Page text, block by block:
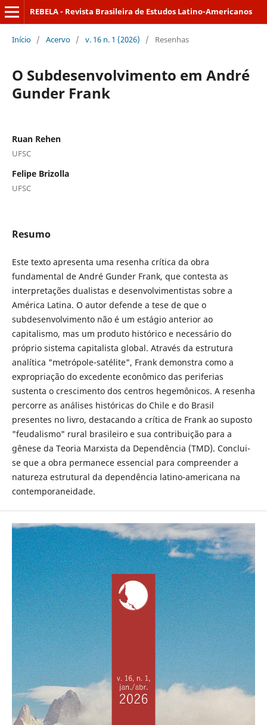
REBELA - Revista Brasileira de Estudos Latino-Americanos
Início / Acervo / v. 16 n. 1 (2026) / Resenhas
O Subdesenvolvimento em André
Gunder Frank
Ruan Rehen
UFSC
Felipe Brizolla
UFSC
Resumo
Este texto apresenta uma resenha crítica da obra
fundamental de André Gunder Frank, que contesta as
interpretações dualistas e desenvolvimentistas sobre a
América Latina. O autor defende a tese de que o
subdesenvolvimento não é um estágio anterior ao
capitalismo, mas um produto histórico e necessário do
próprio sistema capitalista global. Através da estrutura
analítica "metrópole-satélite", Frank demonstra como a
expropriação do excedente econômico das periferias
sustenta o crescimento dos centros hegemônicos. A resenha
percorre as análises históricas do Chile e do Brasil
presentes no livro, destacando a crítica de Frank ao suposto
"feudalismo" rural brasileiro e sua contribuição para a
gênese da Teoria Marxista da Dependência (TMD). Conclui-
se que a obra permanece essencial para compreender a
natureza estrutural da dependência latino-americana na
contemporaneidade.